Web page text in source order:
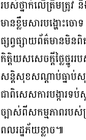
របស់ថ្នាក់លើត្រឹមត្រូវ
មានខ្លឹមសារបង្ហោះចោ
ផ្សព្វផ្សាយព័ត៌មានមិ
កិត្តិយសសេចក្តីថ្លៃថ្នូ
សន្តិសុខសណ្តាប់ធ្នាប់សុ
ជាពិសេសការបង្ការទ
ច្បាស់ពីសកម្មភាពរបស់
ពលរដ្ឋភ័យខ្លាច៕